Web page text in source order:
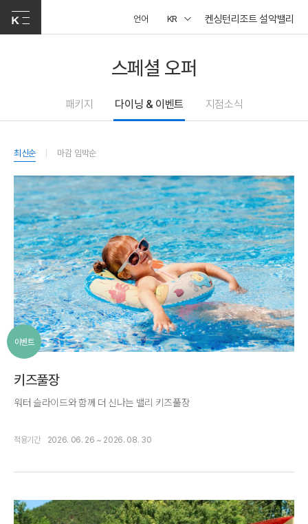
언어 KR 켄싱턴리조트 설악밸리
스페셜 오퍼
패키지 다이닝 & 이벤트 지점소식
최신순 마감 임박순
이벤트
키즈풀장
워터 슬라이드와 함께 더 신나는 밸리 키즈풀장
적용기간 2026. 06. 26 ~ 2026. 08. 30